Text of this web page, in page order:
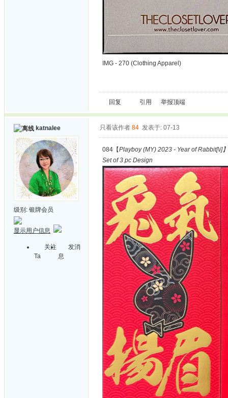
IMG - 270 (Clothing Apparel)
回复 引用 举报顶端
katnalee
级别: 银牌会员
显示用户信息
关注
Ta
发消
息
只看该作者 84 发表于: 07-13
084【Playboy (MY) 2023 - Year of Rabbit[\i]】
Set of 3 pc Design